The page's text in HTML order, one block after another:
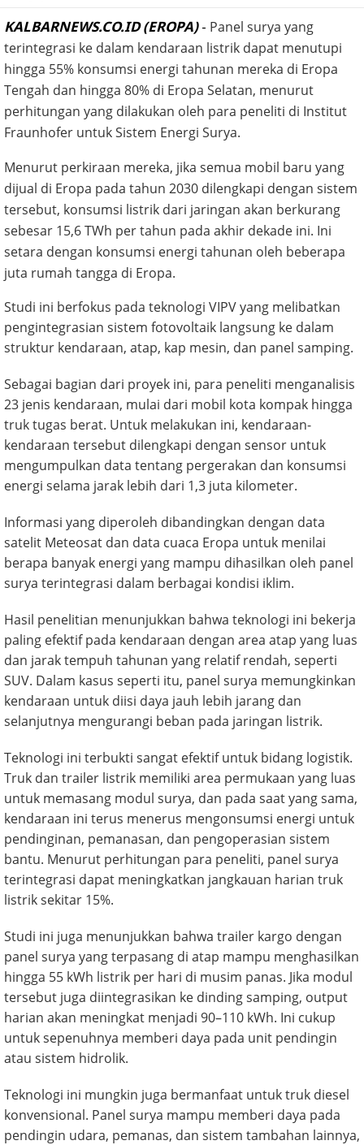
KALBARNEWS.CO.ID (EROPA)- Panel surya yang
terintegrasi ke dalam kendaraan listrik dapat menutupi
hingga 55% konsumsi energi tahunan mereka di Eropa
Tengah dan hingga 80% di Eropa Selatan, menurut
perhitungan yang dilakukan oleh para peneliti di Institut
Fraunhofer untuk Sistem Energi Surya.
Menurut perkiraan mereka, jika semua mobil baru yang
dijual di Eropa pada tahun 2030 dilengkapi dengan sistem
tersebut, konsumsi listrik dari jaringan akan berkurang
sebesar 15,6 TWh per tahun pada akhir dekade ini. Ini
setara dengan konsumsi energi tahunan oleh beberapa
juta rumah tangga di Eropa.
Studi ini berfokus pada teknologi VIPV yang melibatkan
pengintegrasian sistem fotovoltaik langsung ke dalam
struktur kendaraan, atap, kap mesin, dan panel samping.
Sebagai bagian dari proyek ini, para peneliti menganalisis
23 jenis kendaraan, mulai dari mobil kota kompak hingga
truk tugas berat. Untuk melakukan ini, kendaraan-
kendaraan tersebut dilengkapi dengan sensor untuk
mengumpulkan data tentang pergerakan dan konsumsi
energi selama jarak lebih dari 1,3 juta kilometer.
Informasi yang diperoleh dibandingkan dengan data
satelit Meteosat dan data cuaca Eropa untuk menilai
berapa banyak energi yang mampu dihasilkan oleh panel
surya terintegrasi dalam berbagai kondisi iklim.
Hasil penelitian menunjukkan bahwa teknologi ini bekerja
paling efektif pada kendaraan dengan area atap yang luas
dan jarak tempuh tahunan yang relatif rendah, seperti
SUV. Dalam kasus seperti itu, panel surya memungkinkan
kendaraan untuk diisi daya jauh lebih jarang dan
selanjutnya mengurangi beban pada jaringan listrik.
Teknologi ini terbukti sangat efektif untuk bidang logistik.
Truk dan trailer listrik memiliki area permukaan yang luas
untuk memasang modul surya, dan pada saat yang sama,
kendaraan ini terus menerus mengonsumsi energi untuk
pendinginan, pemanasan, dan pengoperasian sistem
bantu. Menurut perhitungan para peneliti, panel surya
terintegrasi dapat meningkatkan jangkauan harian truk
listrik sekitar 15%.
Studi ini juga menunjukkan bahwa trailer kargo dengan
panel surya yang terpasang di atap mampu menghasilkan
hingga 55 kWh listrik per hari di musim panas. Jika modul
tersebut juga diintegrasikan ke dinding samping, output
harian akan meningkat menjadi 90–110 kWh. Ini cukup
untuk sepenuhnya memberi daya pada unit pendingin
atau sistem hidrolik.
Teknologi ini mungkin juga bermanfaat untuk truk diesel
konvensional. Panel surya mampu memberi daya pada
pendingin udara, pemanas, dan sistem tambahan lainnya,